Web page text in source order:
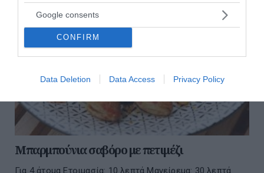
Google consents
CONFIRM
Data Deletion Data Access Privacy Policy
Μπαρμπούνια σαβόρο με πετιμέζι
Για 4 άτομα Ετοιμασία: 10 λεπτά Μαγείρεμα: 30 λεπτά